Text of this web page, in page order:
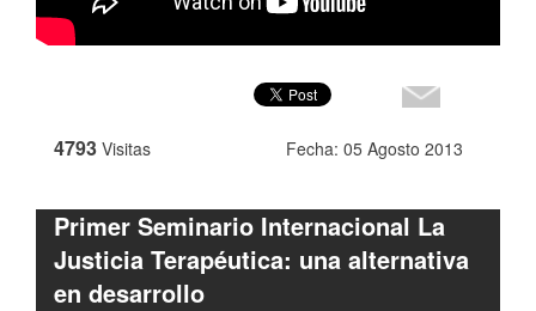
4793 Visitas Fecha: 05 Agosto 2013
Primer Seminario Internacional La
Justicia Terapéutica: una alternativa
en desarrollo